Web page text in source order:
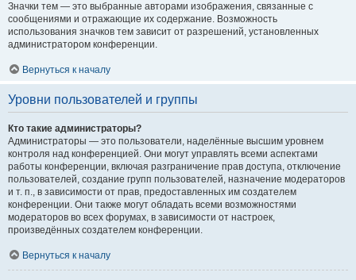
Значки тем — это выбранные авторами изображения, связанные с
сообщениями и отражающие их содержание. Возможность
использования значков тем зависит от разрешений, установленных
администратором конференции.
Вернуться к началу
Уровни пользователей и группы
Кто такие администраторы?
Администраторы — это пользователи, наделённые высшим уровнем
контроля над конференцией. Они могут управлять всеми аспектами
работы конференции, включая разграничение прав доступа, отключение
пользователей, создание групп пользователей, назначение модераторов
и т. п., в зависимости от прав, предоставленных им создателем
конференции. Они также могут обладать всеми возможностями
модераторов во всех форумах, в зависимости от настроек,
произведённых создателем конференции.
Вернуться к началу